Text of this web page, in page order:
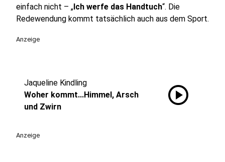
einfach nicht – „Ich werfe das Handtuch“. Die
Redewendung kommt tatsächlich auch aus dem Sport.
Anzeige
Jaqueline Kindling
Woher kommt...Himmel, Arsch
und Zwirn
play_circle
Anzeige